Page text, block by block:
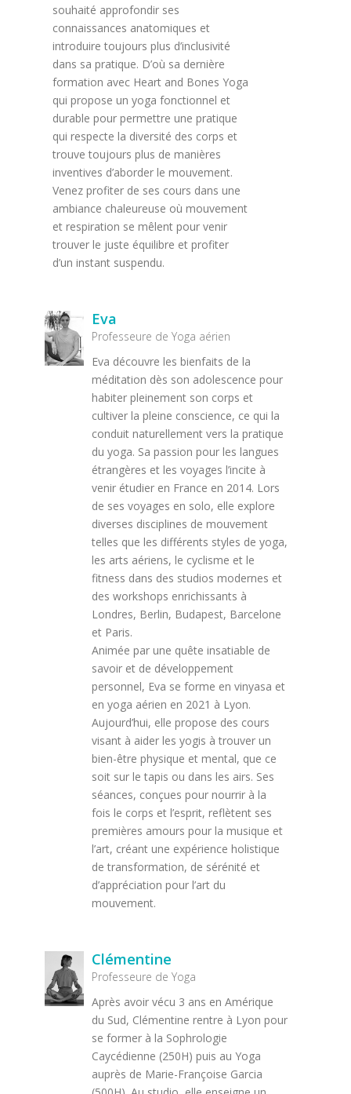
souhaité approfondir ses
connaissances anatomiques et
introduire toujours plus d’inclusivité
dans sa pratique. D’où sa dernière
formation avec Heart and Bones Yoga
qui propose un yoga fonctionnel et
durable pour permettre une pratique
qui respecte la diversité des corps et
trouve toujours plus de manières
inventives d’aborder le mouvement.
Venez profiter de ses cours dans une
ambiance chaleureuse où mouvement
et respiration se mêlent pour venir
trouver le juste équilibre et profiter
d’un instant suspendu.
Eva
Professeure de Yoga aérien
Eva découvre les bienfaits de la
méditation dès son adolescence pour
habiter pleinement son corps et
cultiver la pleine conscience, ce qui la
conduit naturellement vers la pratique
du yoga. Sa passion pour les langues
étrangères et les voyages l’incite à
venir étudier en France en 2014. Lors
de ses voyages en solo, elle explore
diverses disciplines de mouvement
telles que les différents styles de yoga,
les arts aériens, le cyclisme et le
fitness dans des studios modernes et
des workshops enrichissants à
Londres, Berlin, Budapest, Barcelone
et Paris.
Animée par une quête insatiable de
savoir et de développement
personnel, Eva se forme en vinyasa et
en yoga aérien en 2021 à Lyon.
Aujourd’hui, elle propose des cours
visant à aider les yogis à trouver un
bien-être physique et mental, que ce
soit sur le tapis ou dans les airs. Ses
séances, conçues pour nourrir à la
fois le corps et l’esprit, reflètent ses
premières amours pour la musique et
l’art, créant une expérience holistique
de transformation, de sérénité et
d’appréciation pour l’art du
mouvement.
Clémentine
Professeure de Yoga
Après avoir vécu 3 ans en Amérique
du Sud, Clémentine rentre à Lyon pour
se former à la Sophrologie
Caycédienne (250H) puis au Yoga
auprès de Marie-Françoise Garcia